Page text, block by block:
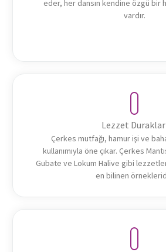
eder, her dansın kendine özgü bir
vardır.
Lezzet
Çerkes mutfağı, hamur işi ve
kullanımıyla öne çıkar. Çerkes
Gubate ve Lokum Halive gibi
en bilinen